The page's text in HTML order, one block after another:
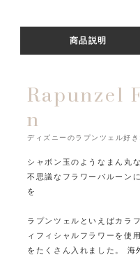
商品説明
Rapunzel
n
ディズニーのラプンツェル好
シャボン玉のようなまん丸
不思議なフラワーバルーンに
を
ラプンツェルといえばカラ
ィフィシャルフラワーを使
をたくさん入れました。
海